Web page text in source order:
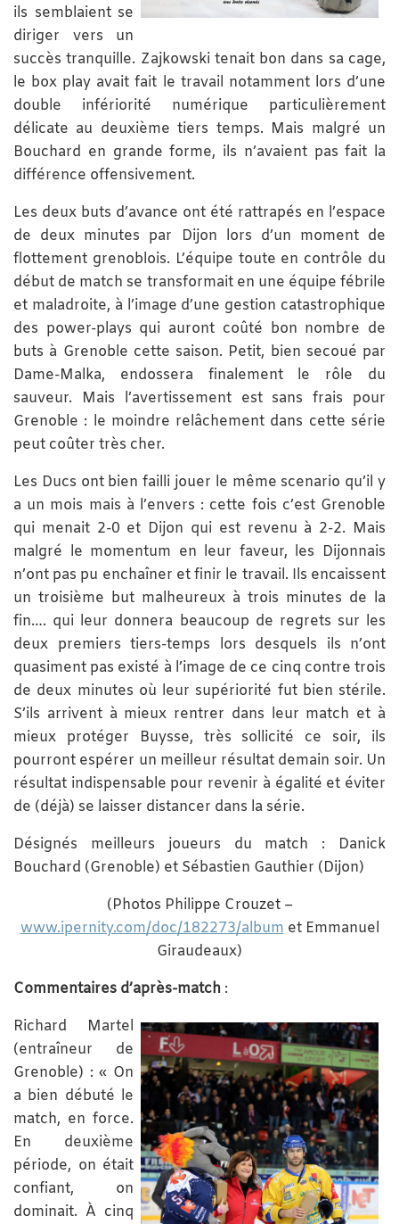
ils semblaient se
diriger vers un
succès tranquille. Zajkowski tenait bon dans sa cage,
le box play avait fait le travail notamment lors d’une
double infériorité numérique particulièrement
délicate au deuxième tiers temps. Mais malgré un
Bouchard en grande forme, ils n’avaient pas fait la
différence offensivement.
Les deux buts d’avance ont été rattrapés en l’espace
de deux minutes par Dijon lors d’un moment de
flottement grenoblois. L’équipe toute en contrôle du
début de match se transformait en une équipe fébrile
et maladroite, à l’image d’une gestion catastrophique
des power-plays qui auront coûté bon nombre de
buts à Grenoble cette saison. Petit, bien secoué par
Dame-Malka, endossera finalement le rôle du
sauveur. Mais l’avertissement est sans frais pour
Grenoble : le moindre relâchement dans cette série
peut coûter très cher.
Les Ducs ont bien failli jouer le même scenario qu’il y
a un mois mais à l’envers : cette fois c’est Grenoble
qui menait 2-0 et Dijon qui est revenu à 2-2. Mais
malgré le momentum en leur faveur, les Dijonnais
n’ont pas pu enchaîner et finir le travail. Ils encaissent
un troisième but malheureux à trois minutes de la
fin…. qui leur donnera beaucoup de regrets sur les
deux premiers tiers-temps lors desquels ils n’ont
quasiment pas existé à l’image de ce cinq contre trois
de deux minutes où leur supériorité fut bien stérile.
S’ils arrivent à mieux rentrer dans leur match et à
mieux protéger Buysse, très sollicité ce soir, ils
pourront espérer un meilleur résultat demain soir. Un
résultat indispensable pour revenir à égalité et éviter
de (déjà) se laisser distancer dans la série.
Désignés meilleurs joueurs du match : Danick
Bouchard (Grenoble) et Sébastien Gauthier (Dijon)
(Photos Philippe Crouzet –
www.ipernity.com/doc/182273/album et Emmanuel
Giraudeaux)
Commentaires d’après-match :
Richard Martel
(entraîneur de
Grenoble) : « On
a bien débuté le
match, en force.
En deuxième
période, on était
confiant, on
dominait. À cinq